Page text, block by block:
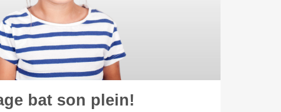
bat son plein!